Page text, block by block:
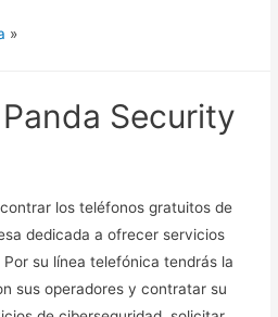
»
Security
los teléfonos gratuitos de
dedicada a ofrecer servicios
su línea telefónica tendrás la
sus operadores y contratar su